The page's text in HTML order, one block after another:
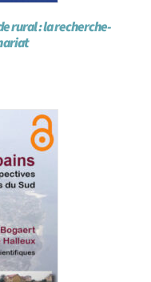
rural : la recherche-